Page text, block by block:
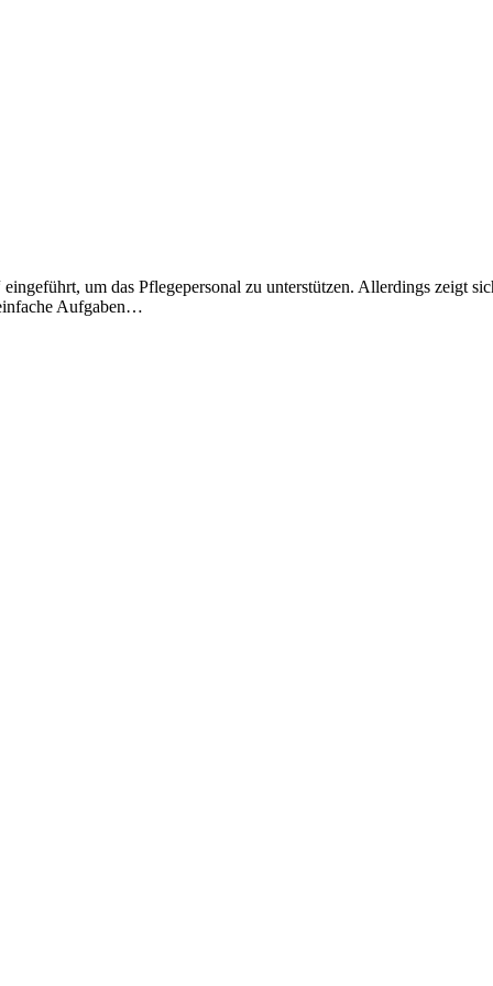
um das Pflegepersonal zu unterstützen. Allerdings zeigt
Aufgaben…